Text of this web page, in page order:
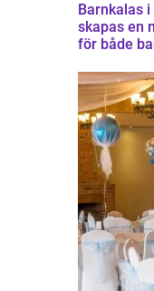
Barnkalas i
skapas en
för både